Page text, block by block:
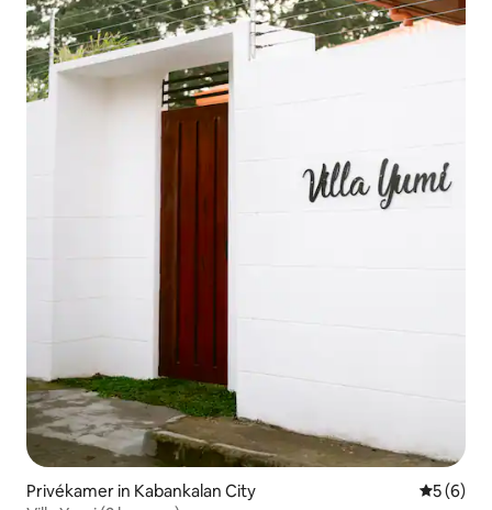
Privékamer in Kabankalan City
5 (6)